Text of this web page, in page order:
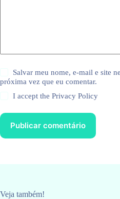
Salvar meu nome, e-mail e site
próxima vez que eu comentar.
I accept thePrivacy Policy
Publicar comentário
Veja também!